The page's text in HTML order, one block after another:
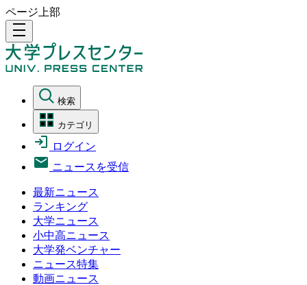
ページ上部
density_medium
検索
カテゴリ
ログイン
ニュースを受信
最新ニュース
ランキング
大学ニュース
小中高ニュース
大学発ベンチャー
ニュース特集
動画ニュース